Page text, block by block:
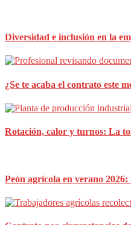
Diversidad e inclusión en la
¿Se te acaba el contrato este
Rotación, calor y turnos: La
Peón agrícola en verano